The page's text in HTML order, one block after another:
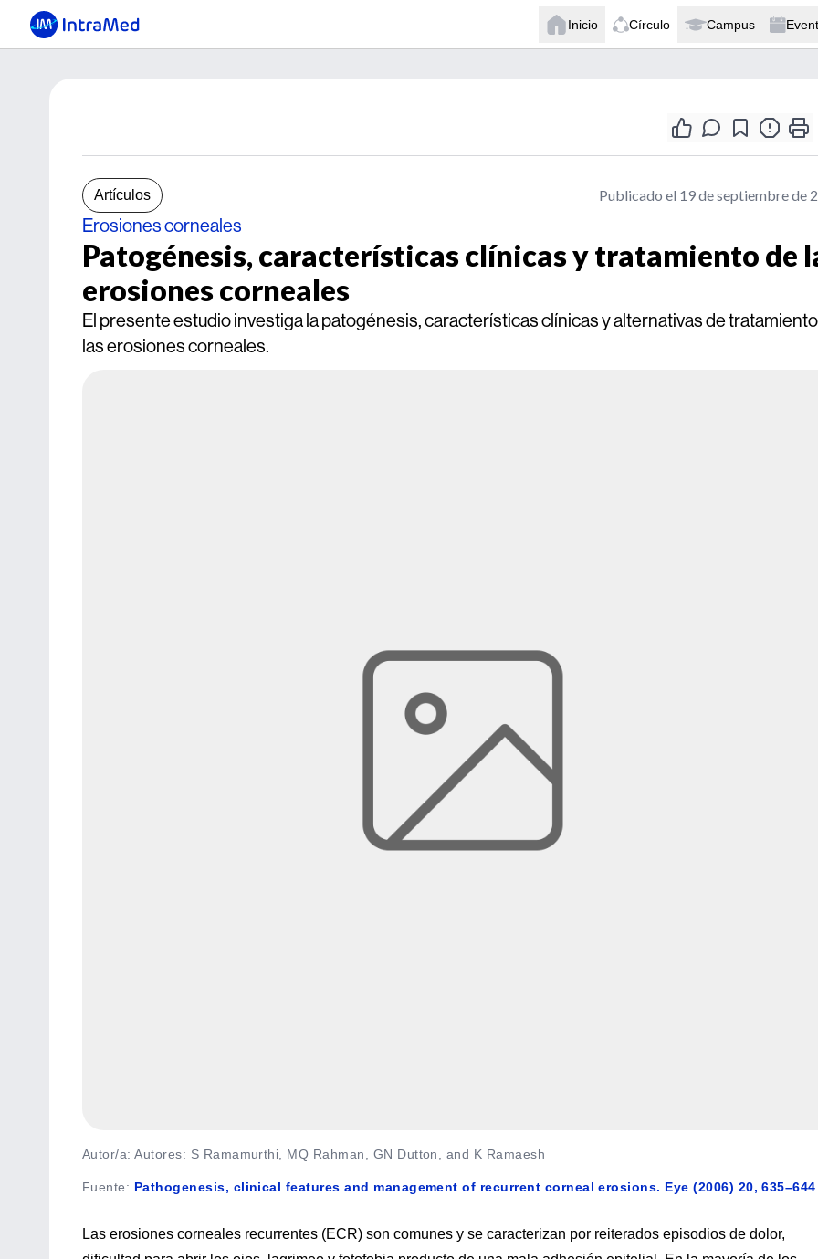
Inicio Círculo Campus
Artículos Publicado el 19 de septiembre de
Erosiones corneales
Patogénesis, características clínicas y tratamiento de
erosiones corneales
El presente estudio investiga la patogénesis, características clínicas y alternativas de
las erosiones corneales.
Autor/a: Autores: S Ramamurthi, MQ Rahman, GN Dutton, and K Ramaesh
Fuente: Pathogenesis, clinical features and management of recurrent corneal erosions. Eye (2006) 20, 635–644
Las erosiones corneales recurrentes (ECR) son comunes y se caracterizan por reiterados episodios de dolor,